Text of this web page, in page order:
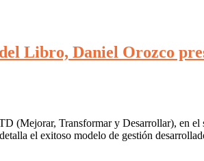
Libro, Daniel Orozco
(Mejorar, Transformar y Desarrollar), en
el exitoso modelo de gestión